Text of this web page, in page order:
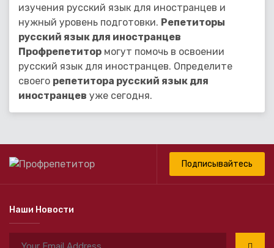
изучения русский язык для иностранцев и
нужный уровень подготовки. Репетиторы
русский язык для иностранцев
Профрепетитор могут помочь в освоении
русский язык для иностранцев. Определите
своего репетитора русский язык для
иностранцев уже сегодня.
Подписывайтесь
Наши Новости